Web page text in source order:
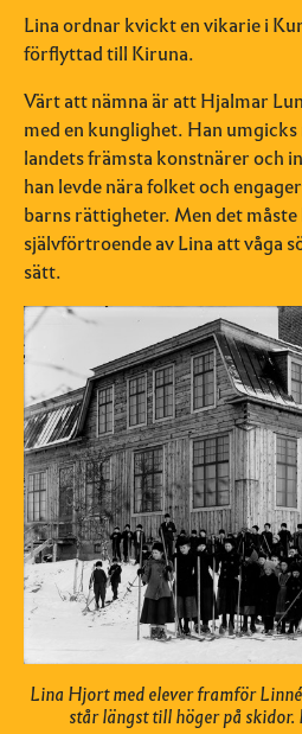
Lina ordnar kvickt en vikarie i
förflyttad till Kiruna.
Värt att nämna är att Hjalmar
med en kunglighet. Han umgicks
landets främsta konstnärer och
han levde nära folket och
barns rättigheter. Men det
självförtroende av Lina att våga
sätt.
Lina Hjort med elever framför
står längst till höger på